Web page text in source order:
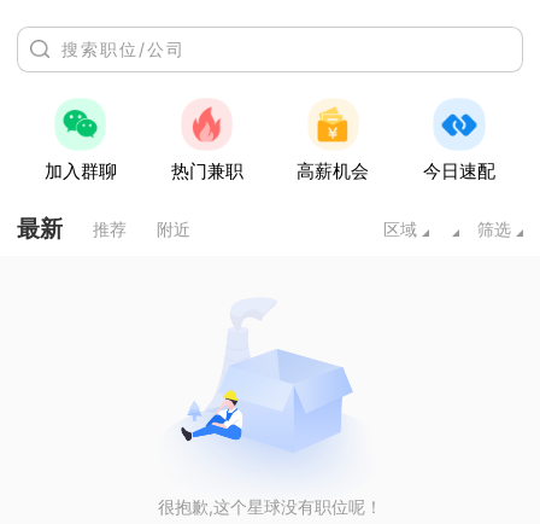
加入群聊 热门兼职 高薪机会 今日速配
最新 推荐 附近 区域 筛选
很抱歉,这个星球没有职位呢！